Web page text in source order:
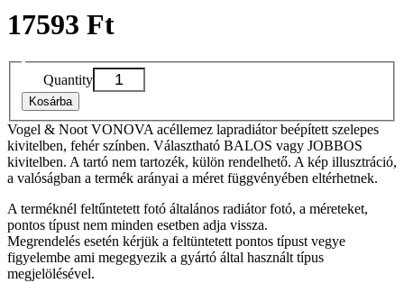
17593 Ft
Quantity
Kosárba
Vogel & Noot VONOVA acéllemez lapradiátor beépített szelepes
kivitelben, fehér színben. Választható BALOS vagy JOBBOS
kivitelben. A tartó nem tartozék, külön rendelhető. A kép illusztráció,
a valóságban a termék arányai a méret függvényében eltérhetnek.
A terméknél feltűntetett fotó általános radiátor fotó, a méreteket,
pontos típust nem minden esetben adja vissza.
Megrendelés esetén kérjük a feltüntetett pontos típust vegye
figyelembe ami megegyezik a gyártó által használt típus
megjelölésével.